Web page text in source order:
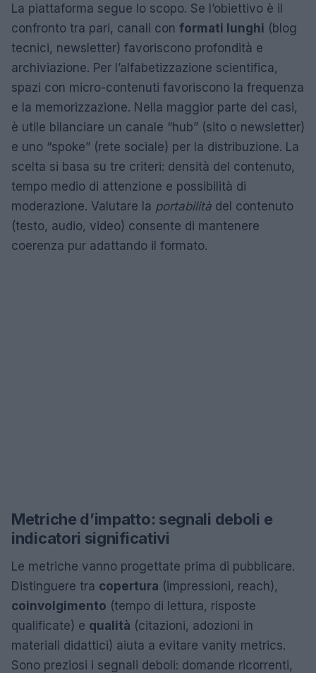
La piattaforma segue lo scopo. Se l’obiettivo è il
confronto tra pari, canali con formati lunghi (blog
tecnici, newsletter) favoriscono profondità e
archiviazione. Per l’alfabetizzazione scientifica,
spazi con micro-contenuti favoriscono la frequenza
e la memorizzazione. Nella maggior parte dei casi,
è utile bilanciare un canale “hub” (sito o newsletter)
e uno “spoke” (rete sociale) per la distribuzione. La
scelta si basa su tre criteri: densità del contenuto,
tempo medio di attenzione e possibilità di
moderazione. Valutare la portabilità del contenuto
(testo, audio, video) consente di mantenere
coerenza pur adattando il formato.
Metriche d’impatto: segnali deboli e
indicatori significativi
Le metriche vanno progettate prima di pubblicare.
Distinguere tra copertura (impressioni, reach),
coinvolgimento (tempo di lettura, risposte
qualificate) e qualità (citazioni, adozioni in
materiali didattici) aiuta a evitare vanity metrics.
Sono preziosi i segnali deboli: domande ricorrenti,